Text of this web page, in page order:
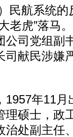
航系统的
老虎”落马
公司党组副
司献民涉嫌
年11月
硕士，政
治处副主任